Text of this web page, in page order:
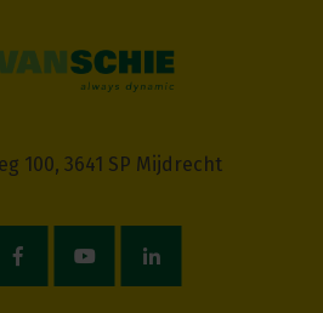
100, 3641 SP Mijdrecht